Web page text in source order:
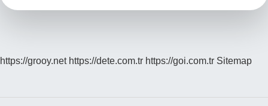
https://grooy.net https://dete.com.tr https://goi.com.tr Sitemap